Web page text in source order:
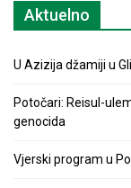
Aktuelno
U Azizija džamiji u
Potočari: Reisul-
genocida
Vjerski program u